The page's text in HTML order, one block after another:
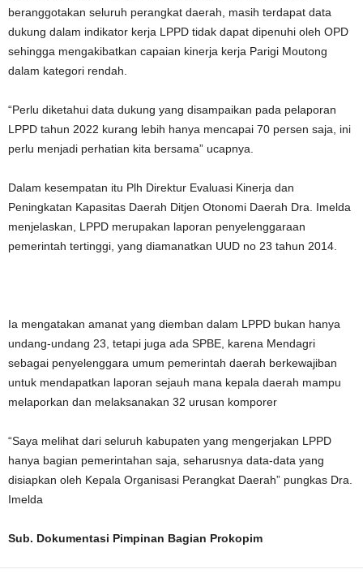
beranggotakan seluruh perangkat daerah, masih terdapat data
dukung dalam indikator kerja LPPD tidak dapat dipenuhi oleh OPD
sehingga mengakibatkan capaian kinerja kerja Parigi Moutong
dalam kategori rendah.
“Perlu diketahui data dukung yang disampaikan pada pelaporan
LPPD tahun 2022 kurang lebih hanya mencapai 70 persen saja, ini
perlu menjadi perhatian kita bersama” ucapnya.
Dalam kesempatan itu Plh Direktur Evaluasi Kinerja dan
Peningkatan Kapasitas Daerah Ditjen Otonomi Daerah Dra. Imelda
menjelaskan, LPPD merupakan laporan penyelenggaraan
pemerintah tertinggi, yang diamanatkan UUD no 23 tahun 2014.
Ia mengatakan amanat yang diemban dalam LPPD bukan hanya
undang-undang 23, tetapi juga ada SPBE, karena Mendagri
sebagai penyelenggara umum pemerintah daerah berkewajiban
untuk mendapatkan laporan sejauh mana kepala daerah mampu
melaporkan dan melaksanakan 32 urusan komporer
“Saya melihat dari seluruh kabupaten yang mengerjakan LPPD
hanya bagian pemerintahan saja, seharusnya data-data yang
disiapkan oleh Kepala Organisasi Perangkat Daerah” pungkas Dra.
Imelda
Sub. Dokumentasi Pimpinan Bagian Prokopim